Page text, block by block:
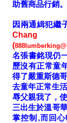
助舊商品行銷。
因兩通緝犯繼
(
名張書銘現仍
歷沒有正常童
得了嚴重斯德
去童年正常生
辱父親我了，
三出生於溫哥
掌控制,而回